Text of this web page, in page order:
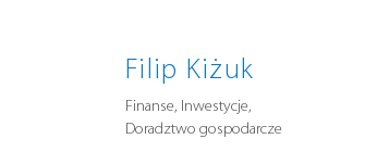
Filip Kiżuk
Finanse, Inwestycje,
Doradztwo gospodarcze